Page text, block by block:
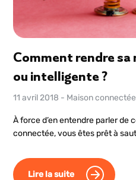
Comment rendre
ou intelligente ?
11 avril 2018 - Maison connectée
À force d’en entendre parler de
connectée, vous êtes prêt à
Lire la suite